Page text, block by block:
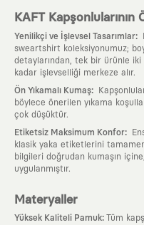
KAFT Kapşonlularının
Yenilikçi ve İşlevsel Tasarımlar:
sweartshirt koleksiyonumuz;
detaylarından, tek bir ürünle
kadar işlevselliği merkeze alır.
Ön Yıkamalı Kumaş:
böylece önerilen yıkama
çok düşüktür.
Etiketsiz Maksimum Konfor:
klasik yaka etiketlerini
bilgileri doğrudan kumaşın
uygulanmıştır.
Materyaller
Yüksek Kaliteli Pamuk: Tüm